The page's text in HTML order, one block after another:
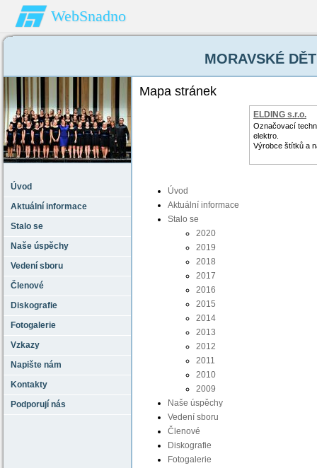
WebSnadno
MORAVSKÉ
Úvod
Aktuální informace
Stalo se
Naše úspěchy
Vedení sboru
Členové
Diskografie
Fotogalerie
Vzkazy
Napište nám
Kontakty
Podporují nás
Mapa stránek
ELDING s.r.o.
Označovací
elektro.
Výrobce štítků a
Úvod
Aktuální informace
Stalo se
2020
2019
2018
2017
2016
2015
2014
2013
2012
2011
2010
2009
Naše úspěchy
Vedení sboru
Členové
Diskografie
Fotogalerie